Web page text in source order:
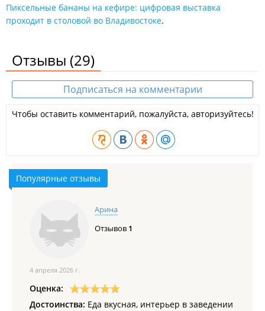
Пиксельные бананы на кефире: цифровая выставка
проходит в столовой во Владивостоке.
Отзывы (29)
Подписаться на комментарии
Чтобы оставить комментарий, пожалуйста, авторизуйтесь!
Популярные отзывы
Арина
Отзывов 1
4 апреля 2026 г.
Оценка:
Достоинства: Еда вкусная, интерьер в заведении